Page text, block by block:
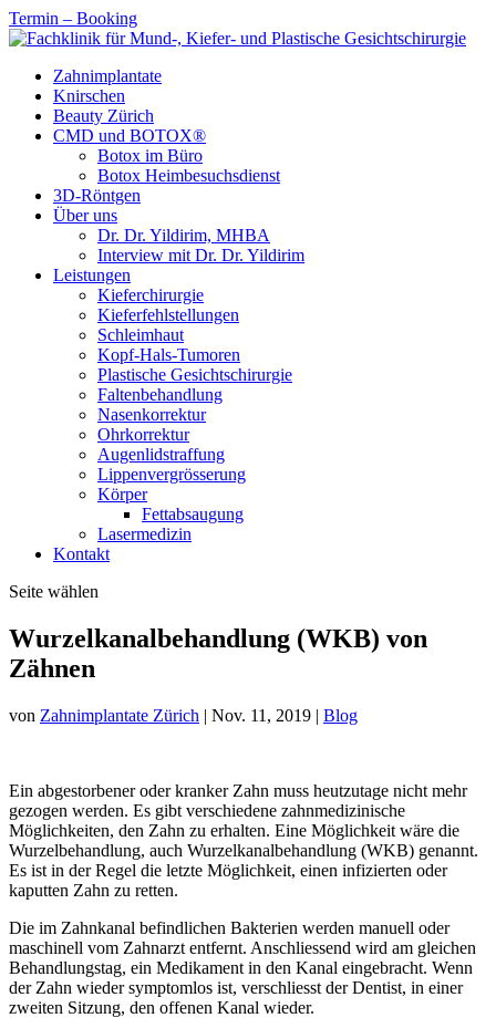
Termin – Booking
Zahnimplantate
Knirschen
Beauty Zürich
CMD und BOTOX®
Botox im Büro
Botox Heimbesuchsdienst
3D-Röntgen
Über uns
Dr. Dr. Yildirim, MHBA
Interview mit Dr. Dr. Yildirim
Leistungen
Kieferchirurgie
Kieferfehlstellungen
Schleimhaut
Kopf-Hals-Tumoren
Plastische Gesichtschirurgie
Faltenbehandlung
Nasenkorrektur
Ohrkorrektur
Augenlidstraffung
Lippenvergrösserung
Körper
Fettabsaugung
Lasermedizin
Kontakt
Seite wählen
Wurzelkanalbehandlung (WKB) von
Zähnen
von Zahnimplantate Zürich | Nov. 11, 2019 | Blog
Ein abgestorbener oder kranker Zahn muss heutzutage nicht mehr
gezogen werden. Es gibt verschiedene zahnmedizinische
Möglichkeiten, den Zahn zu erhalten. Eine Möglichkeit wäre die
Wurzelbehandlung, auch Wurzelkanalbehandlung (WKB) genannt.
Es ist in der Regel die letzte Möglichkeit, einen infizierten oder
kaputten Zahn zu retten.
Die im Zahnkanal befindlichen Bakterien werden manuell oder
maschinell vom Zahnarzt entfernt. Anschliessend wird am gleichen
Behandlungstag, ein Medikament in den Kanal eingebracht. Wenn
der Zahn wieder symptomlos ist, verschliesst der Dentist, in einer
zweiten Sitzung, den offenen Kanal wieder.